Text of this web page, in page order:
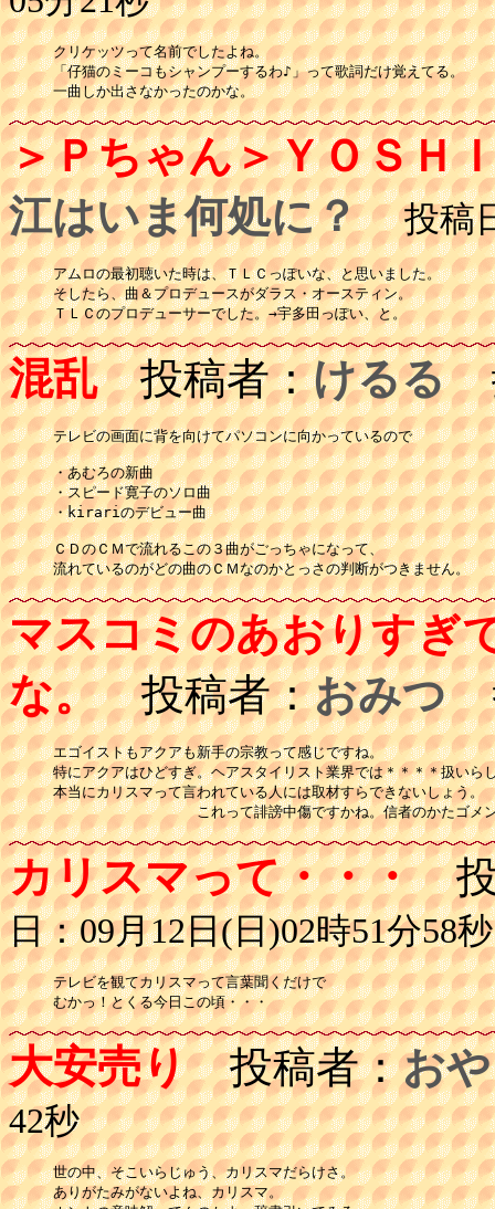
クリケッツって名前でしたよね。
「仔猫のミーコもシャンプーするわ♪」って歌詞だけ覚えてる。
一曲しか出さなかったのかな。
＞Ｐちゃん＞ＹＯＳＨ
江はいま何処に？ 投稿日
アムロの最初聴いた時は、ＴＬＣっぽいな、と思いました。
そしたら、曲＆プロデュースがダラス・オースティン。
ＴＬＣのプロデューサーでした。→宇多田っぽい、と。
混乱投稿者：けるる
テレビの画面に背を向けてパソコンに向かっているので
・あむろの新曲
・スピード寛子のソロ曲
・kirariのデビュー曲
ＣＤのＣＭで流れるこの３曲がごっちゃになって、
流れているのがどの曲のＣＭなのかとっさの判断がつきません。
マスコミのあおりすぎ
な。投稿者：おみつ
エゴイストもアクアも新手の宗教って感じですね。
特にアクアはひどすぎ。ヘアスタイリスト業界では＊＊＊＊扱いら
本当にカリスマって言われている人には取材すらできないしょう。
これって誹謗中傷ですかね。信者のかたゴメン
カリスマって・・・投
日：09月12日(日)02時51分58秒
テレビを観てカリスマって言葉聞くだけで
大安売り投稿者：お
42秒
世の中、そこいらじゅう、カリスマだらけさ。
ありがたみがないよね、カリスマ。